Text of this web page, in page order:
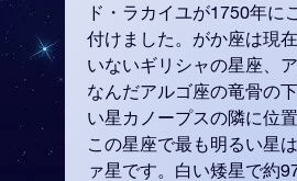
ド・ラカイユが1750年に
付けました。がか座は現
いないギリシャの星座、
なんだアルゴ座の竜骨の
い星カノープスの隣に位
この星座で最も明るい星
ァ星です。白い矮星で約